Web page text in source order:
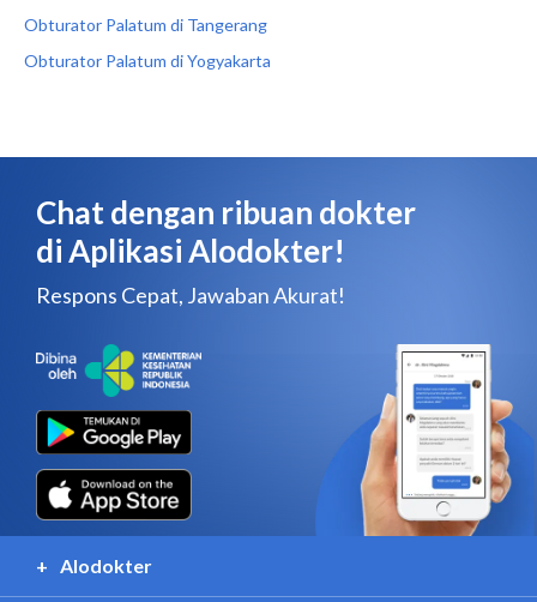
Obturator Palatum di Tangerang
Obturator Palatum di Yogyakarta